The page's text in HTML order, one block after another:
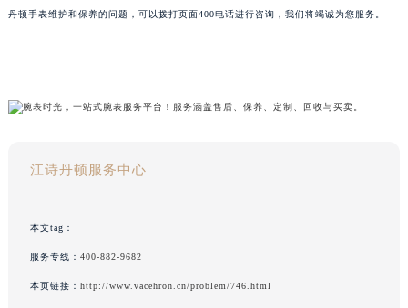
丹顿手表维护和保养的问题，可以拨打页面400电话进行咨询，我们将竭诚为您服务。
江诗丹顿服务中心
本文tag：
服务专线： 400-882-9682
本页链接： http://www.vacehron.cn/problem/746.html